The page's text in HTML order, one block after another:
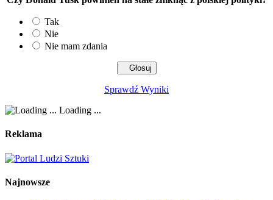
Tak
Nie
Nie mam zdania
Sprawdź Wyniki
Loading ...
Reklama
Najnowsze